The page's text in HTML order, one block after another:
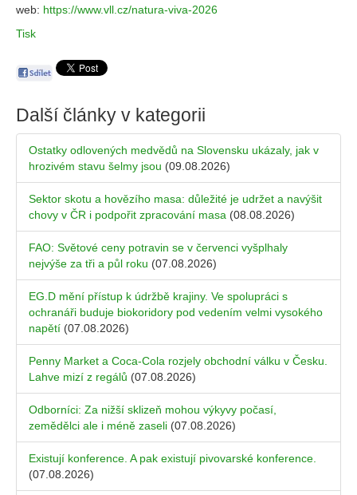
web: https://www.vll.cz/natura-viva-2026
Tisk
Další články v kategorii
Ostatky odlovených medvědů na Slovensku ukázaly, jak v
hrozivém stavu šelmy jsou (09.08.2026)
Sektor skotu a hovězího masa: důležité je udržet a navýšit
chovy v ČR i podpořit zpracování masa (08.08.2026)
FAO: Světové ceny potravin se v červenci vyšplhaly
nejvýše za tři a půl roku (07.08.2026)
EG.D mění přístup k údržbě krajiny. Ve spolupráci s
ochranáři buduje biokoridory pod vedením velmi vysokého
napětí (07.08.2026)
Penny Market a Coca-Cola rozjely obchodní válku v Česku.
Lahve mizí z regálů (07.08.2026)
Odborníci: Za nižší sklizeň mohou výkyvy počasí,
zemědělci ale i méně zaseli (07.08.2026)
Existují konference. A pak existují pivovarské konference.
(07.08.2026)